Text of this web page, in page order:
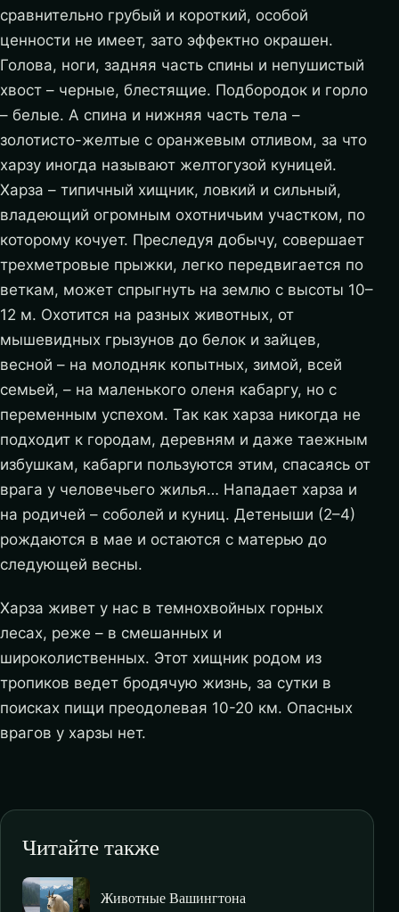
сравнительно грубый и короткий, особой
ценности не имеет, зато эффектно окрашен.
Голова, ноги, задняя часть спины и непушистый
хвост – черные, блестящие. Подбородок и горло
– белые. А спина и нижняя часть тела –
золотисто-желтые с оранжевым отливом, за что
харзу иногда называют желтогузой куницей.
Харза – типичный хищник, ловкий и сильный,
владеющий огромным охотничьим участком, по
которому кочует. Преследуя добычу, совершает
трехметровые прыжки, легко передвигается по
веткам, может спрыгнуть на землю с высоты 10–
12 м. Охотится на разных животных, от
мышевидных грызунов до белок и зайцев,
весной – на молодняк копытных, зимой, всей
семьей, – на маленького оленя кабаргу, но с
переменным успехом. Так как харза никогда не
подходит к городам, деревням и даже таежным
избушкам, кабарги пользуются этим, спасаясь от
врага у человечьего жилья… Нападает харза и
на родичей – соболей и куниц. Детеныши (2–4)
рождаются в мае и остаются с матерью до
следующей весны.
Харза живет у нас в темнохвойных горных
лесах, реже – в смешанных и
широколиственных. Этот хищник родом из
тропиков ведет бродячую жизнь, за сутки в
поисках пищи преодолевая 10-20 км. Опасных
врагов у харзы нет.
Читайте также
Животные Вашингтона